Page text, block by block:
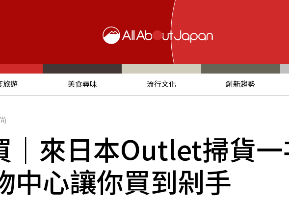
旅遊 美食尋味 流行文化 創新趨勢
｜來日本Outlet掃貨
中心讓你買到剁手